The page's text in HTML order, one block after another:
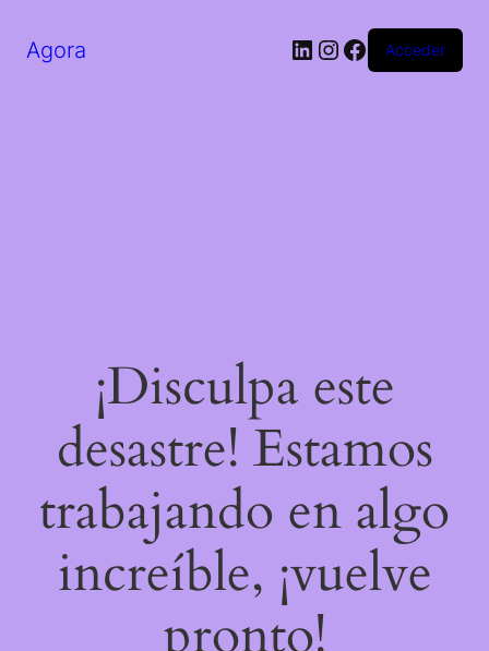
Agora LinkedIn
Instagram
Facebook
Acceder
¡Disculpa este
desastre! Estamos
trabajando en algo
increíble, ¡vuelve
pronto!